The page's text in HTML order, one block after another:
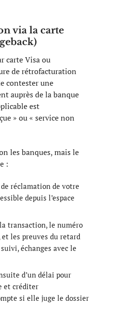
via la carte
carte Visa ou
de rétrofacturation
contester une
auprès de la banque
est
» ou « service non
les banques, mais le
:
réclamation de votre
depuis l’espace
transaction, le numéro
et les preuves du retard
échanges avec le
d’un délai pour
et créditer
si elle juge le dossier